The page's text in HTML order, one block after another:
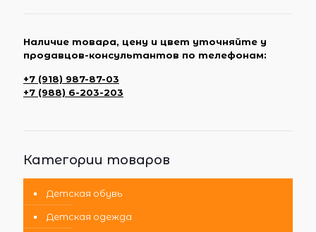
Наличие товара, цену и цвет уточняйте у
продавцов-консультантов по телефонам:
+7 (918) 987-87-03
+7 (988) 6-203-203
Категории товаров
Детская обувь
Детская одежда